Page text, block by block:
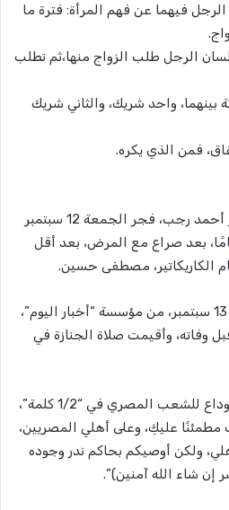
فيهما عن فهم المرأة: فترة ما
الرجل طلب الزواج منها،ثم تطلب
بينهما، واحد شريك، والثاني شريك
فمن الذي يكره.
توفى الكاتب الصحفي الكبير أحمد رجب، فجر الجمعة 12 سبتمبر
عن عمر ناهز الـ 86 عامًا، بعد صراع مع المرض، بعد أقل
الكاريكاتير، مصطفى حسين.
وشيعت الجنازة ظهر السبت 13 سبتمبر، من مؤسسة “أخبار اليوم”،
وفاته، وأقيمت صلاة الجنازة في
قبل وفاته كتب رجب/ رسالة وداع للشعب المصري في “1/2 كلمة”،
مطمئنًا عليكِ، وعلى أهلي المصريين،
ولكن أوصيكم بحاكم ندر وجوده
إن شاء الله آمنين)”.